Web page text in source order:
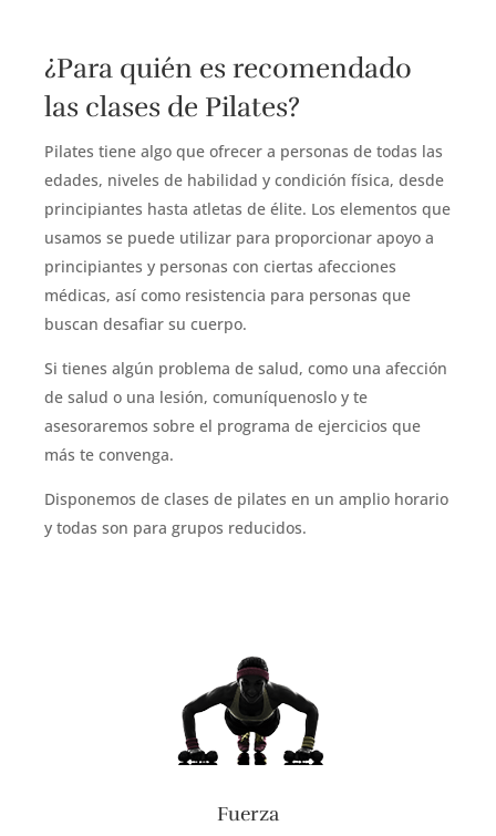
¿Para quién es recomendado
las clases de Pilates?
Pilates tiene algo que ofrecer a personas de todas las
edades, niveles de habilidad y condición física, desde
principiantes hasta atletas de élite. Los elementos que
usamos se puede utilizar para proporcionar apoyo a
principiantes y personas con ciertas afecciones
médicas, así como resistencia para personas que
buscan desafiar su cuerpo.
Si tienes algún problema de salud, como una afección
de salud o una lesión, comuníquenoslo y te
asesoraremos sobre el programa de ejercicios que
más te convenga.
Disponemos de clases de pilates en un amplio horario
y todas son para grupos reducidos.
Fuerza